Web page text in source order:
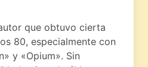
que obtuvo cierta
80, especialmente con
y «Opium». Sin